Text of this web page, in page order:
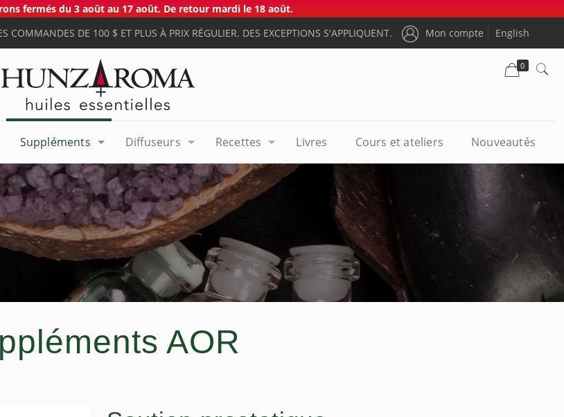
fermés du 3 août au 17 août. De retour mardi le 18 août.
COMMANDES DE 100 $ ET PLUS À PRIX RÉGULIER. DES EXCEPTIONS S'APPLIQUENT.
Mon compte English
Suppléments Diffuseurs Recettes Livres Cours et ateliers Nouveautés
0
AOR